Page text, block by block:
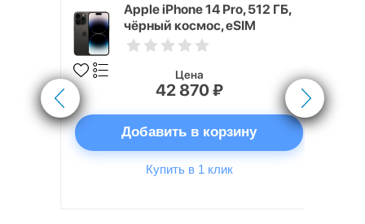
Apple iPhone 14 Pro, 512 ГБ,
чёрный космос, eSIM
Цена
42 870 ₽
Добавить в корзину
Купить в 1 клик